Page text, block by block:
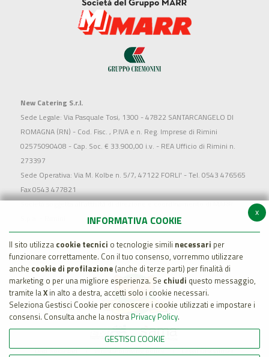
New Catering S.r.l.
Sede Legale: Via Pasquale Tosi, 1300 - 47822 SANTARCANGELO DI
ROMAGNA (RN) - Cod. Fisc. , P.IVA e n. Reg. Imprese di Rimini
02575090408 - Cap. Soc. € 33.900,00 i.v. - REA Ufficio di Rimini n.
273397
Sede Operativa: Via M. Kolbe n. 5/7, 47122 FORLI' - Tel. 0543 476565
Fax 0543 477821
Società soggetta all'attività di direzione e coordinamento di MARR
Dati Societari Whistleblowing policy Legal Disclaimer
x
INFORMATIVA COOKIE
Il sito utilizza cookie tecnici o tecnologie simili necessari per
funzionare correttamente. Con il tuo consenso, vorremmo utilizzare
anche cookie di profilazione (anche di terze parti) per finalità di
marketing o per una migliore esperienza. Se chiudi questo messaggio,
tramite laX in alto a destra, accetti solo i cookie necessari.
Seleziona Gestisci Cookie per conoscere i cookie utilizzati e impostare i
consensi. Consulta anche la nostra Privacy Policy.
GESTISCI COOKIE